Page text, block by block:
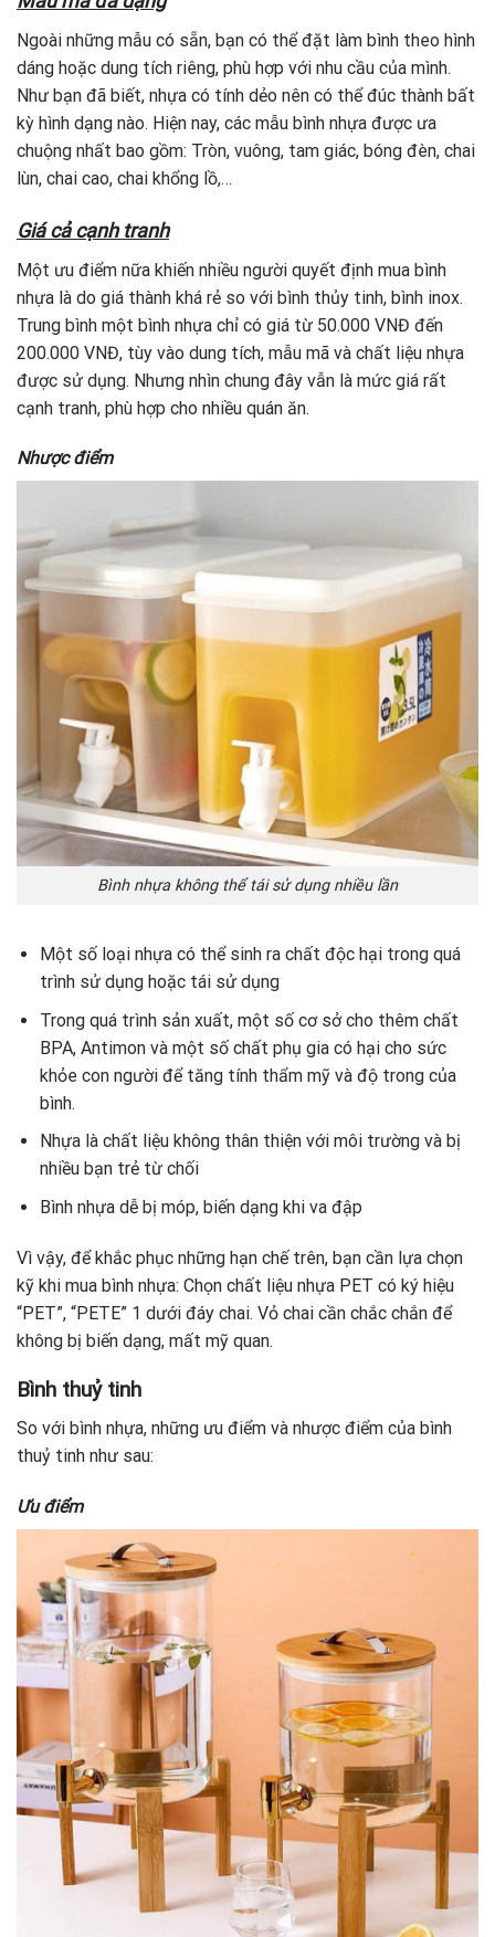
Ngoài những mẫu có sẵn, bạn có thể đặt làm bình theo hình
dáng hoặc dung tích riêng, phù hợp với nhu cầu của mình.
Như bạn đã biết, nhựa có tính dẻo nên có thể đúc thành bất
kỳ hình dạng nào. Hiện nay, các mẫu bình nhựa được ưa
chuộng nhất bao gồm: Tròn, vuông, tam giác, bóng đèn, chai
lùn, chai cao, chai khổng lồ,…
Giá cả cạnh tranh
Một ưu điểm nữa khiến nhiều người quyết định mua bình
nhựa là do giá thành khá rẻ so với bình thủy tinh, bình inox.
Trung bình một bình nhựa chỉ có giá từ 50.000 VNĐ đến
200.000 VNĐ, tùy vào dung tích, mẫu mã và chất liệu nhựa
được sử dụng. Nhưng nhìn chung đây vẫn là mức giá rất
cạnh tranh, phù hợp cho nhiều quán ăn.
Nhược điểm
Bình nhựa không thể tái sử dụng nhiều lần
Một số loại nhựa có thể sinh ra chất độc hại trong quá
trình sử dụng hoặc tái sử dụng
Trong quá trình sản xuất, một số cơ sở cho thêm chất
BPA, Antimon và một số chất phụ gia có hại cho sức
khỏe con người để tăng tính thẩm mỹ và độ trong của
bình.
Nhựa là chất liệu không thân thiện với môi trường và bị
nhiều bạn trẻ từ chối
Bình nhựa dễ bị móp, biến dạng khi va đập
Vì vậy, để khắc phục những hạn chế trên, bạn cần lựa chọn
kỹ khi mua bình nhựa: Chọn chất liệu nhựa PET có ký hiệu
“PET”, “PETE” 1 dưới đáy chai. Vỏ chai cần chắc chắn để
không bị biến dạng, mất mỹ quan.
Bình thuỷ tinh
So với bình nhựa, những ưu điểm và nhược điểm của bình
thuỷ tinh như sau:
Ưu điểm